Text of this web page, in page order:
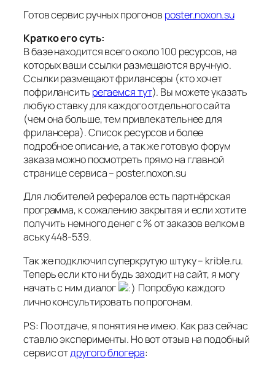
Готов сервис ручных прогонов poster.noxon.su
Кратко его суть:
В базе находится всего около 100 ресурсов, на
которых ваши ссылки размещаются вручную.
Ссылки размещают фрилансеры (кто хочет
пофрилансить регаемся тут). Вы можете указать
любую ставку для каждого отдельного сайта
(чем она больше, тем привлекательнее для
фрилансера). Список ресурсов и более
подробное описание, а так же готовую форум
заказа можно посмотреть прямо на главной
странице сервиса – poster.noxon.su
Для любителей рефералов есть партнёрская
программа, к сожалению закрытая и если хотите
получить немного денег с % от заказов велком в
аську 448-539.
Так же подключил суперкрутую штуку – krible.ru.
Теперь если кто ни будь заходит на сайт, я могу
начать с ним диалог
Попробую каждого
лично консультировать по прогонам.
PS: По отдаче, я понятия не имею. Как раз сейчас
ставлю эксперименты. Но вот отзыв на подобный
сервис отдругого блогера: